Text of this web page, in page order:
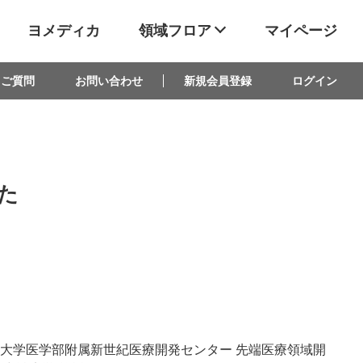
ヨメディカ 領域フロア マイページ
質問 お問い合わせ 新規会員登録 ログイン
学医学部附属新世紀医療開発センター 先端医療領域開